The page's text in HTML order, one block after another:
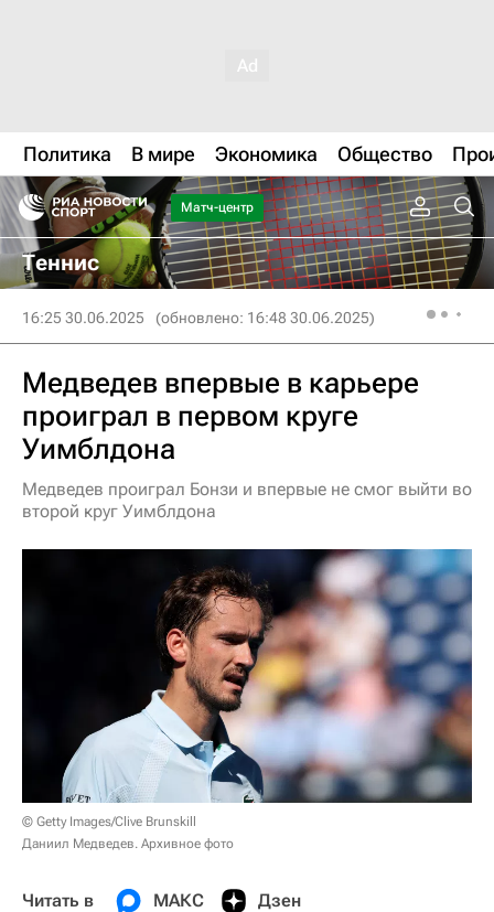
Политика В мире Экономика Общество
Матч-центр
Теннис
16:25 30.06.2025 (обновлено: 16:48 30.06.2025)
Медведев впервые в карьере
проиграл в первом круге
Уимблдона
Медведев проиграл Бонзи и впервые не смог выйти во
второй круг Уимблдона
© Getty Images/Clive Brunskill
Даниил Медведев. Архивное фото
Читать в МАКС Дзен